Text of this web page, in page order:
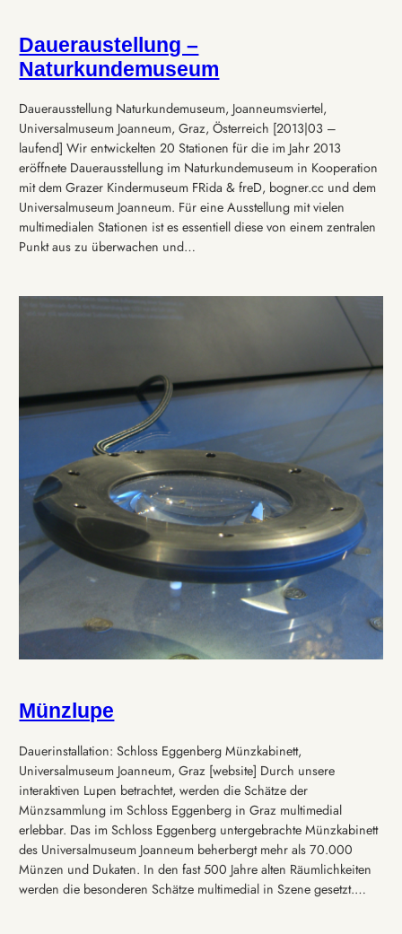
Daueraustellung –
Naturkundemuseum
Dauerausstellung Naturkundemuseum, Joanneumsviertel,
Universalmuseum Joanneum, Graz, Österreich [2013|03 –
laufend] Wir entwickelten 20 Stationen für die im Jahr 2013
eröffnete Dauerausstellung im Naturkundemuseum in Kooperation
mit dem Grazer Kindermuseum FRida & freD, bogner.cc und dem
Universalmuseum Joanneum. Für eine Ausstellung mit vielen
multimedialen Stationen ist es essentiell diese von einem zentralen
Punkt aus zu überwachen und…
Münzlupe
Dauerinstallation: Schloss Eggenberg Münzkabinett,
Universalmuseum Joanneum, Graz [website] Durch unsere
interaktiven Lupen betrachtet, werden die Schätze der
Münzsammlung im Schloss Eggenberg in Graz multimedial
erlebbar. Das im Schloss Eggenberg untergebrachte Münzkabinett
des Universalmuseum Joanneum beherbergt mehr als 70.000
Münzen und Dukaten. In den fast 500 Jahre alten Räumlichkeiten
werden die besonderen Schätze multimedial in Szene gesetzt.…